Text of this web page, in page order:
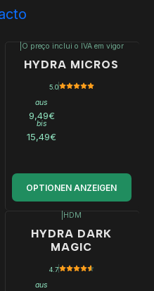
O preço inclui o IVA em vigor
HYDRA MICROS
5.0
aus
9,49€
bis
15,49€
OPTIONEN ANZEIGEN
HDM
HYDRA DARK
MAGIC
4.7
aus